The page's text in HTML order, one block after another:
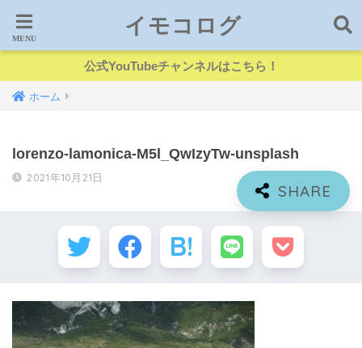
イモコログ
公式YouTubeチャンネルはこちら！
ホーム
lorenzo-lamonica-M5l_QwIzyTw-unsplash
2021年10月21日